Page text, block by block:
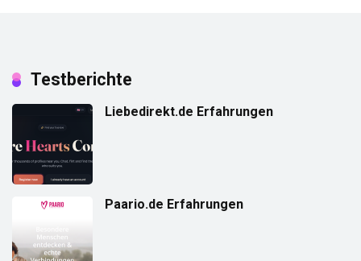
Testberichte
Liebedirekt.de Erfahrungen
Paario.de Erfahrungen